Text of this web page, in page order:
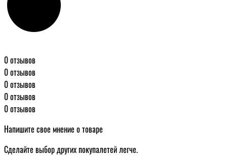
0 отзывов
0 отзывов
0 отзывов
0 отзывов
0 отзывов
Напишите свое мнение о товаре
Сделайте выбор других покупалетей легче.